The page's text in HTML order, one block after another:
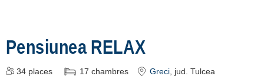
Pensiunea RELAX
34 places 17 chambres Greci , jud. Tulcea